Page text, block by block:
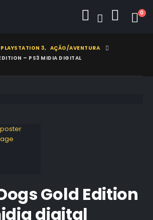
0
PLAYSTATION 3, AÇÃO/AVENTURA
– PS3 MIDIA DIGITAL
Gold Edition
digital